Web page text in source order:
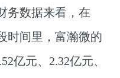
务数据来看，在
时间里，富瀚微的
亿元、2.32亿元、